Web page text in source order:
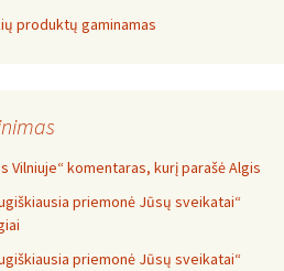
produktų gaminamas
Vilniuje“ komentaras, kurį parašė Algis
priemonė Jūsų sveikatai“
priemonė Jūsų sveikatai“